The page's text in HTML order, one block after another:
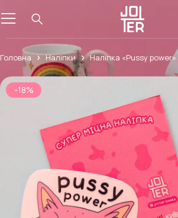
Головна Наліпки Наліпка «Pussy
-18%